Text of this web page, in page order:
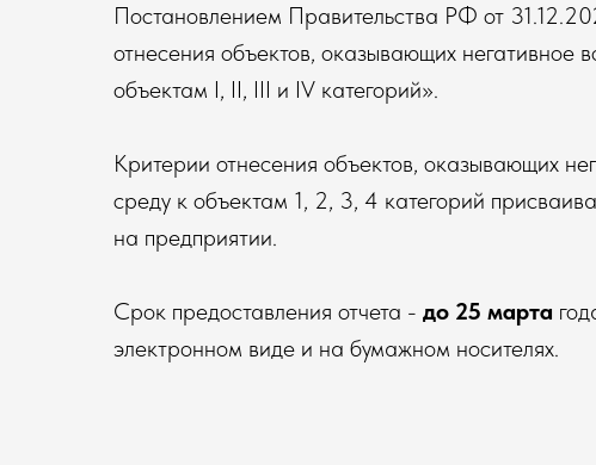
Постановлением Правительства РФ от
отнесения объектов, оказывающих негативное
объектам I, II, III и IV категорий».
Критерии отнесения объектов, оказывающих
среду к объектам 1, 2, 3, 4 категорий
на предприятии.
Срок предоставления отчета - до 25 марта
электронном виде и на бумажном носителях.